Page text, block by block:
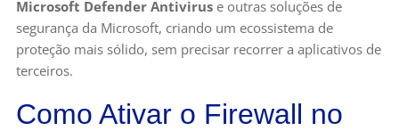
Microsoft Defender Antiviruse outras soluções de
segurança da Microsoft, criando um ecossistema de
proteção mais sólido, sem precisar recorrer a aplicativos de
terceiros.
Como Ativar o Firewall no